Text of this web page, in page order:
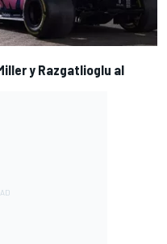
y Razgatlioglu al